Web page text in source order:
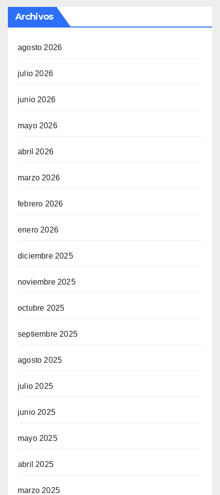
Archivos
agosto 2026
julio 2026
junio 2026
mayo 2026
abril 2026
marzo 2026
febrero 2026
enero 2026
diciembre 2025
noviembre 2025
octubre 2025
septiembre 2025
agosto 2025
julio 2025
junio 2025
mayo 2025
abril 2025
marzo 2025